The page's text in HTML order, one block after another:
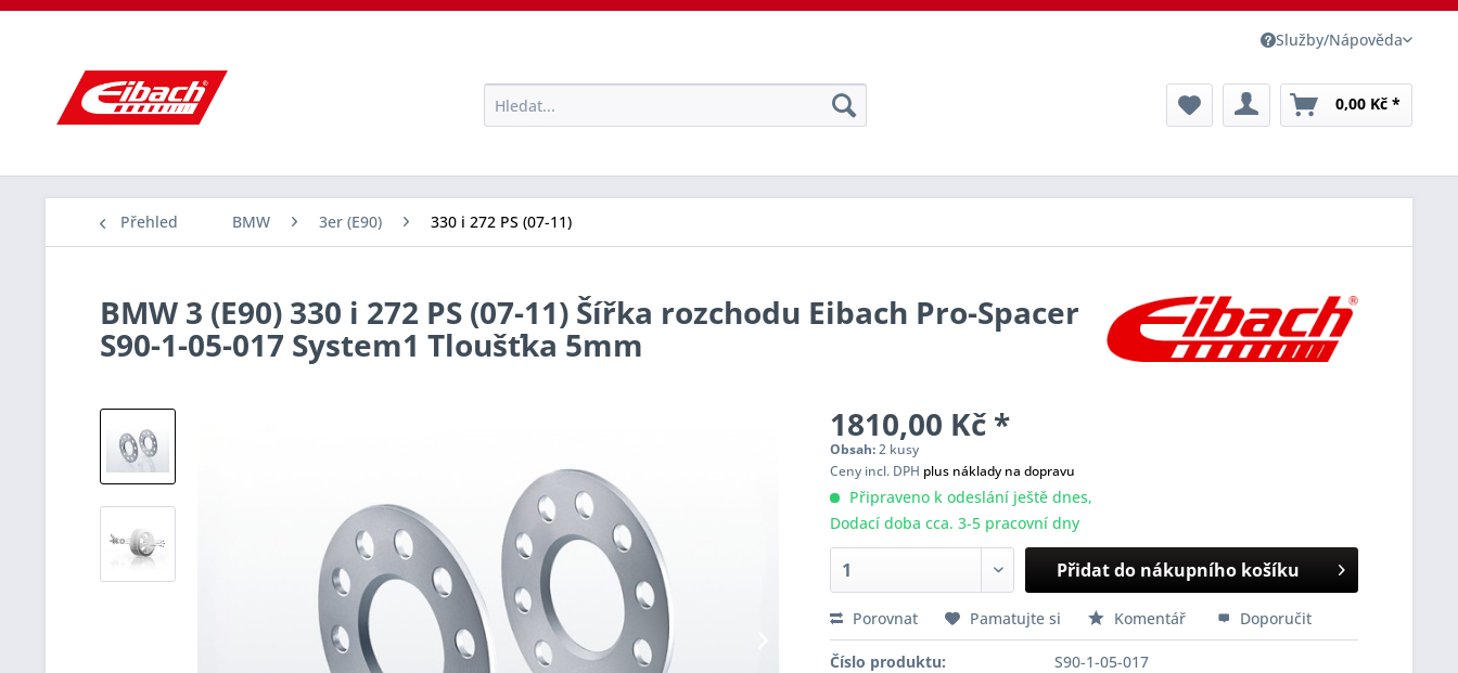
Služby/Nápověda
0,00 Kč *
Přehled BMW 3er (E90) 330 i 272 PS (07-11)
BMW 3 (E90) 330 i 272 PS (07-11) Šířka rozchodu Eibach Pro-Spacer
S90-1-05-017 System1 Tloušťka 5mm
1810,00 Kč *
Obsah:2 kusy
Ceny incl. DPH plus náklady na dopravu
Připraveno k odeslání ještě dnes,
Dodací doba cca. 3-5 pracovní dny
Přidat do nákupního košíku
Porovnat Pamatujte si Komentář Doporučit
Číslo produktu:
S90-1-05-017